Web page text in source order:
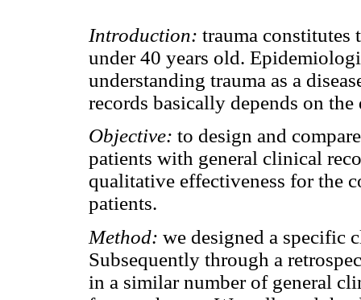
Introduction: trauma constitutes
under 40 years old.
understanding trauma as a
records basically depends on
Objective: to design and
patients with general clinical
qualitative effectiveness for the
patients.
Method: we designed a specific
Subsequently through a
in a similar number of general